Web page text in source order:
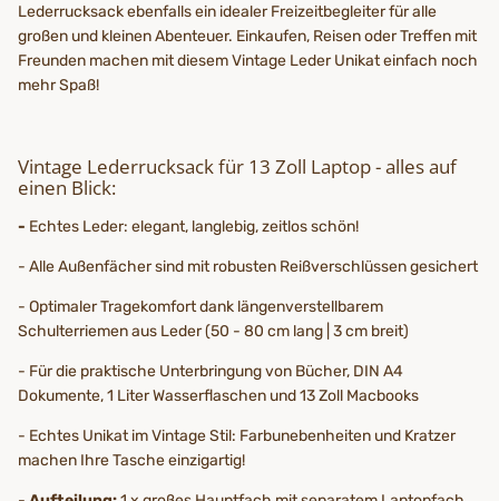
Lederrucksack ebenfalls ein idealer Freizeitbegleiter für alle
großen und kleinen Abenteuer. Einkaufen, Reisen oder Treffen mit
Freunden machen mit diesem Vintage Leder Unikat einfach noch
mehr Spaß!
Vintage Lederrucksack für 13 Zoll Laptop - alles auf
einen Blick:
- Echtes Leder: elegant, langlebig, zeitlos schön!
- Alle Außenfächer sind mit robusten Reißverschlüssen gesichert
- Optimaler Tragekomfort dank längenverstellbarem
Schulterriemen aus Leder (50 - 80 cm lang | 3 cm breit)
- Für die praktische Unterbringung von Bücher, DIN A4
Dokumente, 1 Liter Wasserflaschen und 13 Zoll Macbooks
- Echtes Unikat im Vintage Stil: Farbunebenheiten und Kratzer
machen Ihre Tasche einzigartig!